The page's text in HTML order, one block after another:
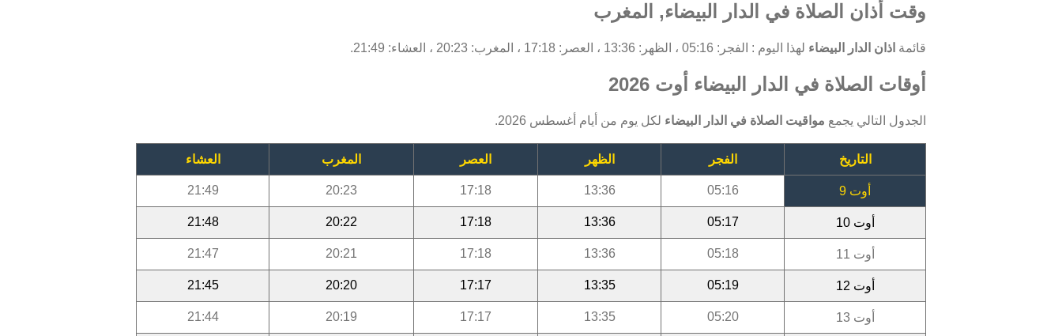
وقت أذان الصلاة في الدار البيضاء, المغرب
قائمة اذان الدار البيضاء لهذا اليوم : الفجر: 05:16 ، الظهر: 13:36 ، العصر: 17:18 ، المغرب: 20:23 ، العشاء: 21:49.
أوقات الصلاة في الدار البيضاء أوت 2026
الجدول التالي يجمع مواقيت الصلاة في الدار البيضاء لكل يوم من أيام أغسطس 2026.
التاريخ الفجر الظهر العصر المغرب العشاء
أوت 9 05:16
13:36
17:18
20:23
21:49
أوت 10 05:17
13:36
17:18
20:22
21:48
أوت 11 05:18
13:36
17:18
20:21
21:47
أوت 12 05:19
13:35
17:17
20:20
21:45
أوت 13 05:20
13:35
17:17
20:19
21:44